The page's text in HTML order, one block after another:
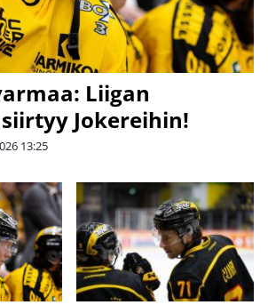
Liigan
Jokereihin!
13:25